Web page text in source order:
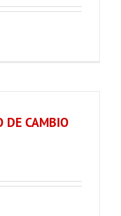
CAMBIO